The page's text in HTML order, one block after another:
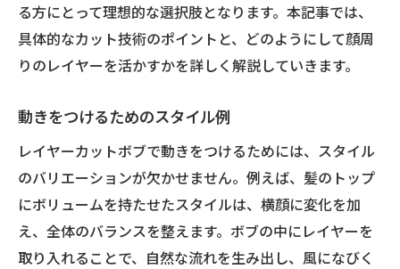
る方にとって理想的な選択肢となります。本記事では、
具体的なカット技術のポイントと、どのようにして顔周
りのレイヤーを活かすかを詳しく解説していきます。
動きをつけるためのスタイル例
レイヤーカットボブで動きをつけるためには、スタイル
のバリエーションが欠かせません。例えば、髪のトップ
にボリュームを持たせたスタイルは、横顔に変化を加
え、全体のバランスを整えます。ボブの中にレイヤーを
取り入れることで、自然な流れを生み出し、風になびく